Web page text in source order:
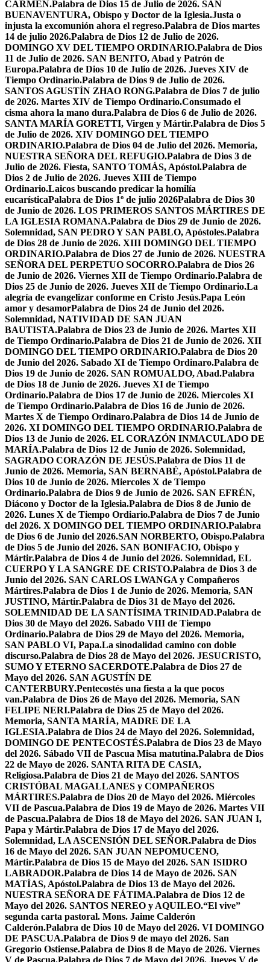
CARMEN.Palabra de Dios 15 de Julio de 2026. SAN
BUENAVENTURA, Obispo y Doctor de la Iglesia.Justa o
injusta la excomunión ahora el regreso.Palabra de Dios martes
14 de julio 2026.Palabra de Dios 12 de Julio de 2026.
DOMINGO XV DEL TIEMPO ORDINARIO.Palabra de Dios
11 de Julio de 2026. SAN BENITO, Abad y Patrón de
Europa.Palabra de Dios 10 de Julio de 2026. Jueves XIV de
Tiempo Ordinario.Palabra de Dios 9 de Julio de 2026.
SANTOS AGUSTÍN ZHAO RONG.Palabra de Dios 7 de julio
de 2026. Martes XIV de Tiempo Ordinario.Consumado el
cisma ahora la mano dura.Palabra de Dios 6 de Julio de 2026.
SANTA MARÍA GORETTI, Virgen y Mártir.Palabra de Dios 5
de Julio de 2026. XIV DOMINGO DEL TIEMPO
ORDINARIO.Palabra de Dios 04 de Julio del 2026. Memoria,
NUESTRA SEÑORA DEL REFUGIO.Palabra de Dios 3 de
Julio de 2026. Fiesta, SANTO TOMÁS, Apóstol.Palabra de
Dios 2 de Julio de 2026. Jueves XIII de Tiempo
Ordinario.Laicos buscando predicar la homilía
eucarísticaPalabra de Dios 1º de julio 2026Palabra de Dios 30
de Junio de 2026. LOS PRIMEROS SANTOS MÁRTIRES DE
LA IGLESIA ROMANA.Palabra de Dios 29 de Junio de 2026.
Solemnidad, SAN PEDRO Y SAN PABLO, Apóstoles.Palabra
de Dios 28 de Junio de 2026. XIII DOMINGO DEL TIEMPO
ORDINARIO.Palabra de Dios 27 de Junio de 2026. NUESTRA
SEÑORA DEL PERPETUO SOCORRO.Palabra de Dios 26
de Junio de 2026. Viernes XII de Tiempo Ordinario.Palabra de
Dios 25 de Junio de 2026. Jueves XII de Tiempo Ordinario.La
alegría de evangelizar conforme en Cristo Jesús.Papa León
amor y desamorPalabra de Dios 24 de Junio del 2026.
Solemnidad, NATIVIDAD DE SAN JUAN
BAUTISTA.Palabra de Dios 23 de Junio de 2026. Martes XII
de Tiempo Ordinario.Palabra de Dios 21 de Junio de 2026. XII
DOMINGO DEL TIEMPO ORDINARIO.Palabra de Dios 20
de Junio del 2026. Sabado XI de Tiempo Ordinaro.Palabra de
Dios 19 de Junio de 2026. SAN ROMUALDO, Abad.Palabra
de Dios 18 de Junio de 2026. Jueves XI de Tiempo
Ordinario.Palabra de Dios 17 de Junio de 2026. Miercoles XI
de Tiempo Ordinario.Palabra de Dios 16 de Junio de 2026.
Martes X de Tiempo Ordinaro.Palabra de Dios 14 de Junio de
2026. XI DOMINGO DEL TIEMPO ORDINARIO.Palabra de
Dios 13 de Junio de 2026. EL CORAZÓN INMACULADO DE
MARÍA.Palabra de Dios 12 de Junio de 2026. Solemnidad,
SAGRADO CORAZÓN DE JESÚS.Palabra de Dios 11 de
Junio de 2026. Memoria, SAN BERNABÉ, Apóstol.Palabra de
Dios 10 de Junio de 2026. Miercoles X de Tiempo
Ordinario.Palabra de Dios 9 de Junio de 2026. SAN EFRÉN,
Diácono y Doctor de la Iglesia.Palabra de Dios 8 de Junio de
2026. Lunes X de Tiempo Ordiario.Palabra de Dios 7 de Junio
del 2026. X DOMINGO DEL TIEMPO ORDINARIO.Palabra
de Dios 6 de Junio del 2026.SAN NORBERTO, Obispo.Palabra
de Dios 5 de Junio del 2026. SAN BONIFACIO, Obispo y
Mártir.Palabra de Dios 4 de Junio del 2026. Solemnidad, EL
CUERPO Y LA SANGRE DE CRISTO.Palabra de Dios 3 de
Junio del 2026. SAN CARLOS LWANGA y Compañeros
Mártires.Palabra de Dios 1 de Junio de 2026. Memoria, SAN
JUSTINO, Mártir.Palabra de Dios 31 de Mayo del 2026.
SOLEMNIDAD DE LA SANTÍSIMA TRINIDAD.Palabra de
Dios 30 de Mayo del 2026. Sabado VIII de Tiempo
Ordinario.Palabra de Dios 29 de Mayo del 2026. Memoria,
SAN PABLO VI, Papa.La sinodalidad camino con doble
discurso.Palabra de Dios 28 de Mayo del 2026. JESUCRISTO,
SUMO Y ETERNO SACERDOTE.Palabra de Dios 27 de
Mayo del 2026. SAN AGUSTÍN DE
CANTERBURY.Pentecostés una fiesta a la que pocos
van.Palabra de Dios 26 de Mayo del 2026. Memoria, SAN
FELIPE NERI.Palabra de Dios 25 de Mayo del 2026.
Memoria, SANTA MARÍA, MADRE DE LA
IGLESIA.Palabra de Dios 24 de Mayo del 2026. Solemnidad,
DOMINGO DE PENTECOSTÉS.Palabra de Dios 23 de Mayo
del 2026. Sábado VII de Pascua Misa matutina.Palabra de Dios
22 de Mayo de 2026. SANTA RITA DE CASIA,
Religiosa.Palabra de Dios 21 de Mayo del 2026. SANTOS
CRISTÓBAL MAGALLANES y COMPAÑEROS
MÁRTIRES.Palabra de Dios 20 de Mayo del 2026. Miércoles
VII de Pascua.Palabra de Dios 19 de Mayo de 2026. Martes VII
de Pascua.Palabra de Dios 18 de Mayo del 2026. SAN JUAN I,
Papa y Mártir.Palabra de Dios 17 de Mayo del 2026.
Solemnidad, LA ASCENSIÓN DEL SEÑOR.Palabra de Dios
16 de Mayo del 2026. SAN JUAN NEPOMUCENO,
Mártir.Palabra de Dios 15 de Mayo del 2026. SAN ISIDRO
LABRADOR.Palabra de Dios 14 de Mayo de 2026. SAN
MATÍAS, Apóstol.Palabra de Dios 13 de Mayo del 2026.
NUESTRA SEÑORA DE FÁTIMA.Palabra de Dios 12 de
Mayo del 2026. SANTOS NEREO y AQUILEO.“El vive”
segunda carta pastoral. Mons. Jaime Calderón
Calderón.Palabra de Dios 10 de Mayo del 2026. VI DOMINGO
DE PASCUA.Palabra de Dios 9 de mayo del 2026. San
Gregorio Ostiense.Palabra de Dios 8 de Mayo de 2026. Viernes